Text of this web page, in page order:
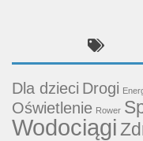
Dla dzieci Drogi
Oświetlenie Rower
Wodociągi